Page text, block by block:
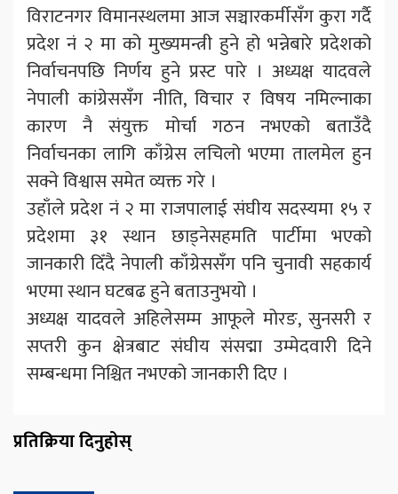
विराटनगर विमानस्थलमा आज सञ्चारकर्मीसँग कुरा गर्दै
प्रदेश नं २ मा को मुख्यमन्त्री हुने हो भन्नेबारे प्रदेशको
निर्वाचनपछि निर्णय हुने प्रस्ट पारे । अध्यक्ष यादवले
नेपाली कांग्रेससँग नीति, विचार र विषय नमिल्नाका
कारण नै संयुक्त मोर्चा गठन नभएको बताउँदै
निर्वाचनका लागि काँग्रेस लचिलो भएमा तालमेल हुन
सक्ने विश्वास समेत व्यक्त गरे ।
उहाँले प्रदेश नं २ मा राजपालाई संघीय सदस्यमा १५ र
प्रदेशमा ३१ स्थान छाड्नेसहमति पार्टीमा भएको
जानकारी दिँदै नेपाली काँग्रेससँग पनि चुनावी सहकार्य
भएमा स्थान घटबढ हुने बताउनुभयो ।
अध्यक्ष यादवले अहिलेसम्म आफूले मोरङ, सुनसरी र
सप्तरी कुन क्षेत्रबाट संघीय संसद्मा उम्मेदवारी दिने
सम्बन्धमा निश्चित नभएको जानकारी दिए ।
प्रतिक्रिया दिनुहोस्